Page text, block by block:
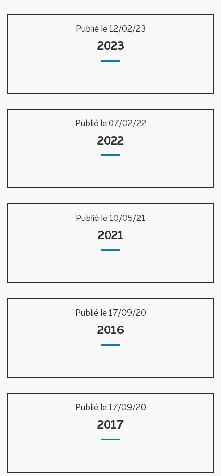
Publié le 12/02/23
2023
Publié le 07/02/22
2022
Publié le 10/05/21
2021
Publié le 17/09/20
2016
Publié le 17/09/20
2017